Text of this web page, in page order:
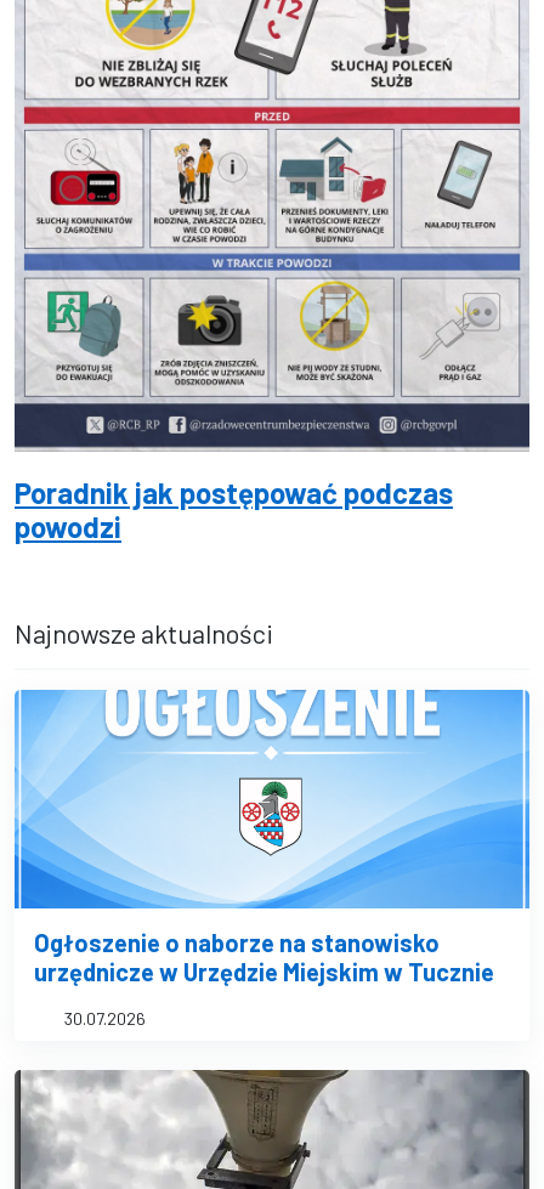
Poradnik jak postępować podczas
powodzi
Najnowsze aktualności
Ogłoszenie o naborze na stanowisko
urzędnicze w Urzędzie Miejskim w Tucznie
30.07.2026